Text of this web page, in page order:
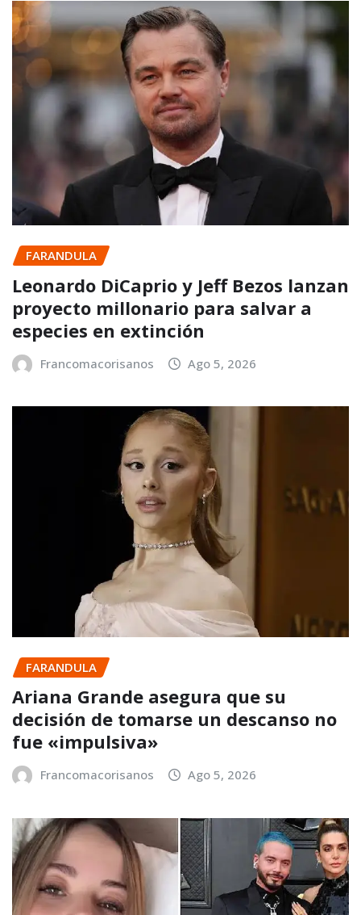
FARANDULA
Leonardo DiCaprio y Jeff Bezos lanzan
proyecto millonario para salvar a
especies en extinción
Francomacorisanos Ago 5, 2026
FARANDULA
Ariana Grande asegura que su
decisión de tomarse un descanso no
fue «impulsiva»
Francomacorisanos Ago 5, 2026